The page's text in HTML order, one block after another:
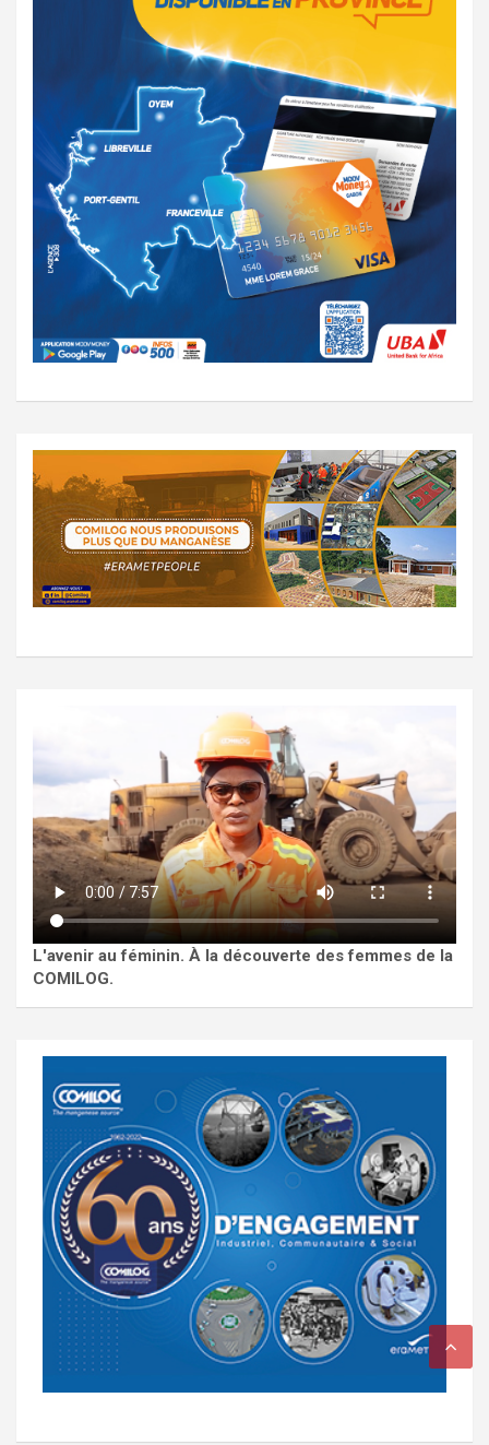
L'avenir au féminin. À la découverte des femmes de la
COMILOG.